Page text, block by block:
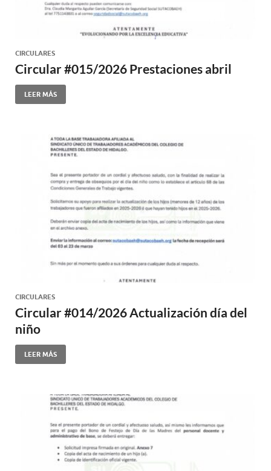
CIRCULARES
Circular #015/2026 Prestaciones abril
LEER MÁS
CIRCULARES
Circular #014/2026 Actualización día del
niño
LEER MÁS